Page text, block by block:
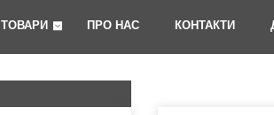
ТОВАРИ ПРО НАС КОНТАКТИ